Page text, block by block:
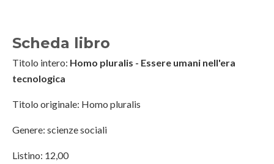
Scheda libro
Titolo intero: Homo pluralis - Essere umani nell'era
tecnologica
Titolo originale: Homo pluralis
Genere: scienze sociali
Listino: 12,00